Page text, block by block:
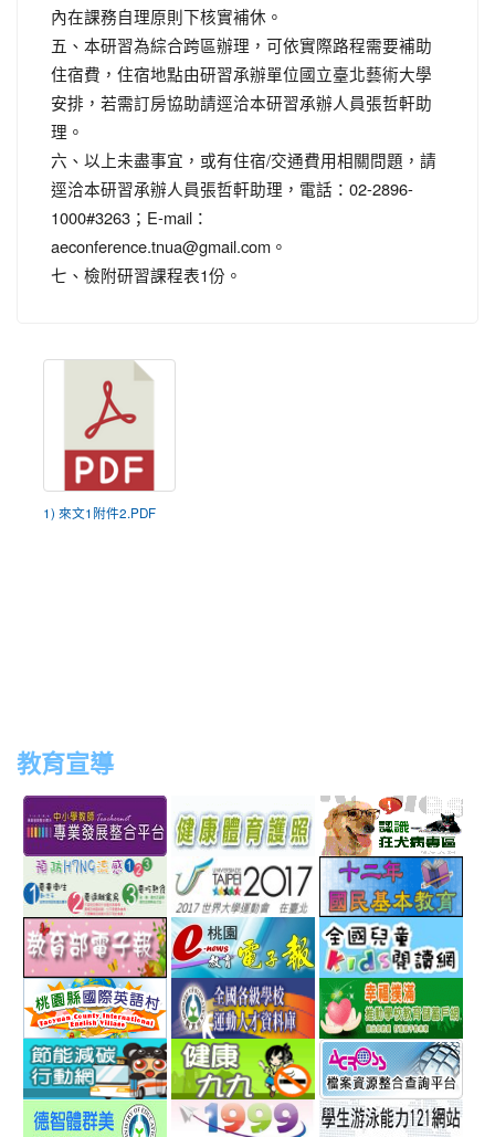
內在課務自理原則下核實補休。
五、本研習為綜合跨區辦理，可依實際路程需要補助
住宿費，住宿地點由研習承辦單位國立臺北藝術大學
安排，若需訂房協助請逕洽本研習承辦人員張哲軒助
理。
六、以上未盡事宜，或有住宿/交通費用相關問題，請
逕洽本研習承辦人員張哲軒助理，電話：02-2896-
1000#3263；E-mail：
aeconference.tnua@gmail.com。
七、檢附研習課程表1份。
1) 來文1附件2.PDF
教育宣導
to
http://teachernet.moe.edu.tw/MAIN/index.aspx
link
to
https://airtw.epa.gov.tw/
link
to
http://
link
link
to
http://www.perdc.ntnu.edu.tw/anti-
flu/catalog.php?
MainCatalogID=2
link
http://
link
to
http://epaper.edu.tw/
link
to
http://163.30.192.132/
link
to
http://ev.tyc.edu.tw/
link
to
https://
to
link
to
http://ecolife.epa.gov.tw/cooler/default.aspx
link
to
http://
link
link